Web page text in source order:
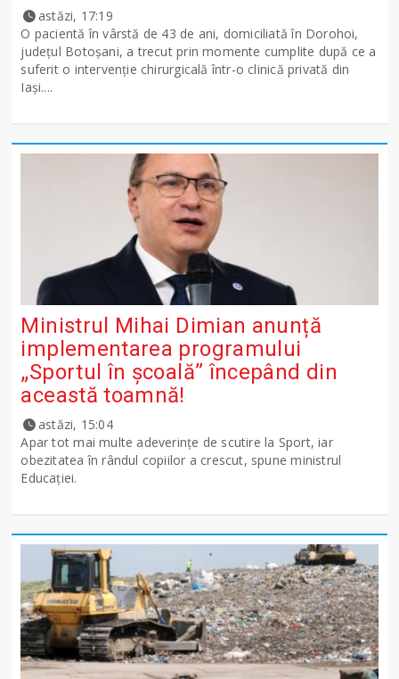
astăzi, 17:19
O pacientă în vârstă de 43 de ani, domiciliată în Dorohoi,
județul Botoșani, a trecut prin momente cumplite după ce a
suferit o intervenție chirurgicală într-o clinică privată din
Iași....
Ministrul Mihai Dimian anunță
implementarea programului
„Sportul în școală” începând din
această toamnă!
astăzi, 15:04
Apar tot mai multe adeverințe de scutire la Sport, iar
obezitatea în rândul copiilor a crescut, spune ministrul
Educației.